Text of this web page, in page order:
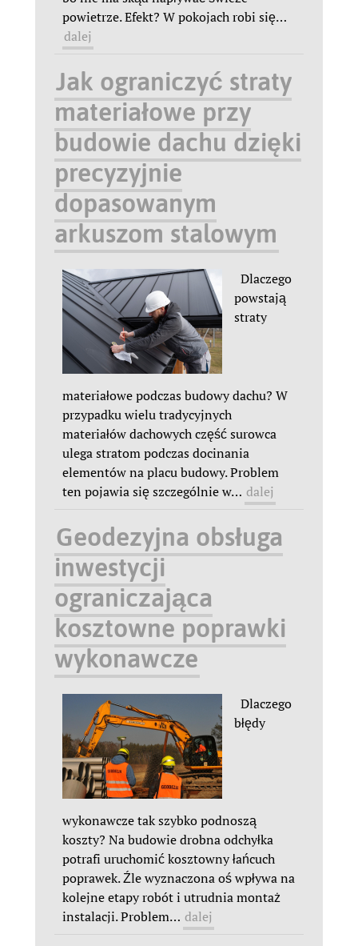
powietrze. Efekt? W pokojach robi się…
dalej
Jak ograniczyć straty
materiałowe przy
budowie dachu dzięki
precyzyjnie
dopasowanym
arkuszom stalowym
Dlaczego
powstają
straty
materiałowe podczas budowy dachu? W
przypadku wielu tradycyjnych
materiałów dachowych część surowca
ulega stratom podczas docinania
elementów na placu budowy. Problem
ten pojawia się szczególnie w… dalej
Geodezyjna obsługa
inwestycji
ograniczająca
kosztowne poprawki
wykonawcze
Dlaczego
błędy
wykonawcze tak szybko podnoszą
koszty? Na budowie drobna odchyłka
potrafi uruchomić kosztowny łańcuch
poprawek. Źle wyznaczona oś wpływa na
kolejne etapy robót i utrudnia montaż
instalacji. Problem… dalej